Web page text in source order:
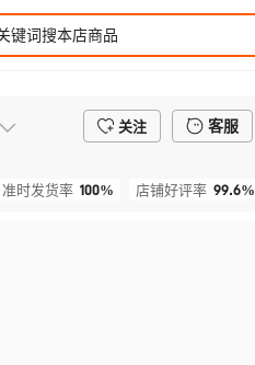
关注 客服
准时发货率 100% 店铺好评率 99.6%